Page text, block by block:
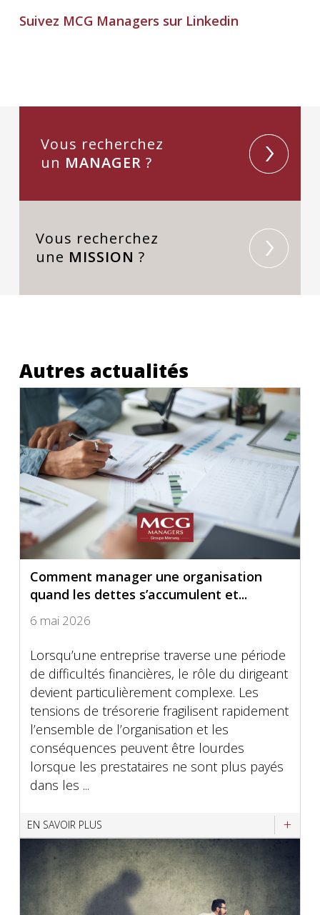
Suivez MCG Managers sur Linkedin
Vous recherchez
un MANAGER ?
Vous recherchez
une MISSION ?
Autres actualités
Comment manager une organisation
quand les dettes s’accumulent et...
6 mai 2026
Lorsqu’une entreprise traverse une période
de difficultés financières, le rôle du dirigeant
devient particulièrement complexe. Les
tensions de trésorerie fragilisent rapidement
l’ensemble de l’organisation et les
conséquences peuvent être lourdes
lorsque les prestataires ne sont plus payés
dans les ...
EN SAVOIR PLUS